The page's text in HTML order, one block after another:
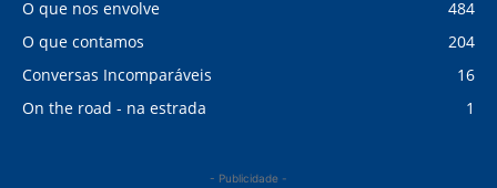
O que nos envolve
484
O que contamos
204
Conversas Incomparáveis
16
On the road - na estrada
1
- Publicidade -